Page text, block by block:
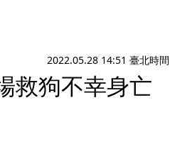
2022.05.28 14:51 臺北時間
救狗不幸身亡